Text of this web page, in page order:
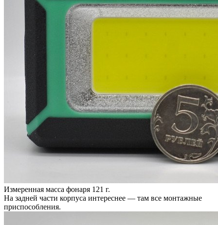
Измеренная масса фонаря 121 г.
На задней части корпуса интереснее — там все монтажные
приспособления.